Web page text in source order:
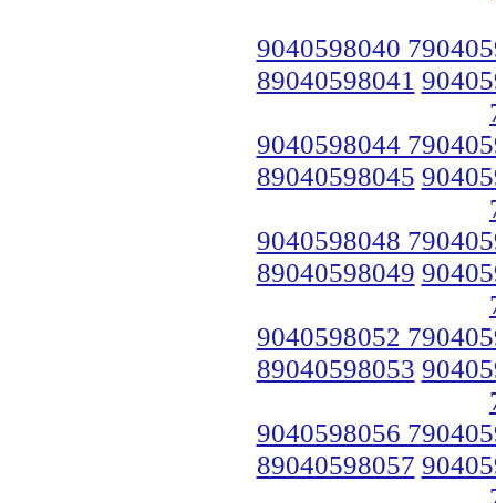
9040598040
89040598041
9040598044
89040598045
9040598048
89040598049
9040598052
89040598053
9040598056
89040598057